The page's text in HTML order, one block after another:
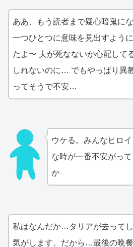
ああ、もう読者まで疑心暗鬼に
一つひとつに意味を見出すよう
たよ〜 夫が死なないか心配して
しれないのに… でもやっぱり異
ってそうで不安…
ウケる。みんなヒロ
な時が一番不安がっ
か
私はなんだか…タリアが去って
気がします。だから…最後の晩